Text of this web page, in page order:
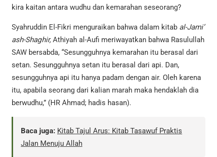
kira kaitan antara wudhu dan kemarahan seseorang?
Syahruddin El-Fikri menguraikan bahwa dalam kitab al-Jami’
ash-Shaghir, Athiyah al-Aufi meriwayatkan bahwa Rasulullah
SAW bersabda, “Sesungguhnya kemarahan itu berasal dari
setan. Sesungguhnya setan itu berasal dari api. Dan,
sesungguhnya api itu hanya padam dengan air. Oleh karena
itu, apabila seorang dari kalian marah maka hendaklah dia
berwudhu,” (HR Ahmad; hadis hasan).
Baca juga: Kitab Tajul Arus: Kitab Tasawuf Praktis
Jalan Menuju Allah